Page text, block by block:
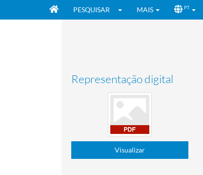
PESQUISAR MAIS PT
Representação digital
Visualizar